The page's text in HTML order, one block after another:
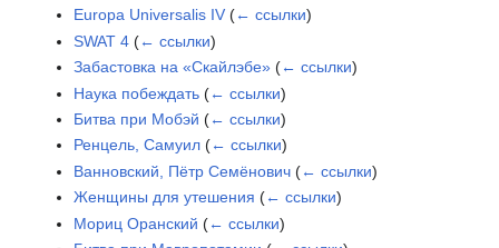
Europa Universalis IV (← ссылки)
SWAT 4 (← ссылки)
Забастовка на «Скайлэбе» (← ссылки)
Наука побеждать (← ссылки)
Битва при Мобэй (← ссылки)
Ренцель, Самуил (← ссылки)
Ванновский, Пётр Семёнович (← ссылки)
Женщины для утешения (← ссылки)
Мориц Оранский (← ссылки)